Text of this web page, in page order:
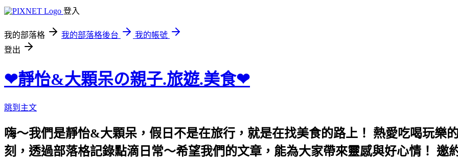
登入
我的部落格 我的部落格後台
我的帳號
登出
❤靜怡&大顆呆の親子.旅遊.美食❤
跳到主文
嗨～我們是靜怡&大顆呆，假日不是在旅行，就是在找美食的路上！ 熱愛吃喝玩樂
刻，透過部落格記錄點滴日常～希望我們的文章，能為大家帶來靈感與好心情！ 邀